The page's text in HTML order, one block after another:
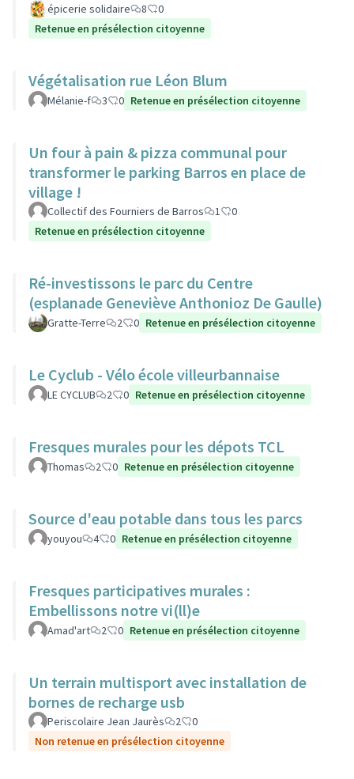
épicerie solidaire 8
0
Retenue en présélection citoyenne
Végétalisation rue Léon Blum
Mélanie-f 3 0 Retenue en présélection citoyenne
Un four à pain & pizza communal pour
transformer le parking Barros en place de
village !
Collectif des Fourniers de Barros 1
0
Retenue en présélection citoyenne
Ré-investissons le parc du Centre
(esplanade Geneviève Anthonioz De Gaulle)
Gratte-Terre 2 0 Retenue en présélection citoyenne
Le Cyclub - Vélo école villeurbannaise
LE CYCLUB 2 0 Retenue en présélection citoyenne
Fresques murales pour les dépots TCL
Thomas 2 0 Retenue en présélection citoyenne
Source d'eau potable dans tous les parcs
youyou 4 0 Retenue en présélection citoyenne
Fresques participatives murales :
Embellissons notre vi(ll)e
Amad'art 2 0 Retenue en présélection citoyenne
Un terrain multisport avec installation de
bornes de recharge usb
Periscolaire Jean Jaurès 2
0
Non retenue en présélection citoyenne